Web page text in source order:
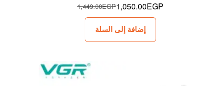
1,449.00EGP
السعر
الأصلي
هو:
1,050.00EGP
السعر
الحالي
هو:
إضافة إلى السلة